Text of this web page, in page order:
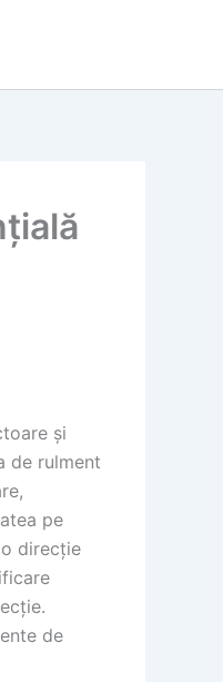
și
de rulment
pe
direcție
de